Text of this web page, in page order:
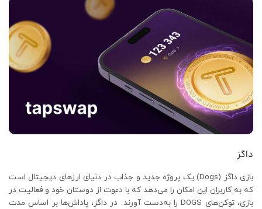
داگز
بازی داگز (Dogs) یک پروژه جدید و جذاب در دنیای ارزهای دیجیتال است
که به کاربران این امکان را می‌دهد که با دعوت از دوستان خود و فعالیت در
بازی، توکن‌های DOGS را به‌دست آورند. در داگز، پاداش‌ها بر اساس مدت